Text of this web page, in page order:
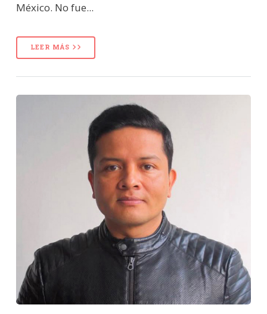
México. No fue...
LEER MÁS